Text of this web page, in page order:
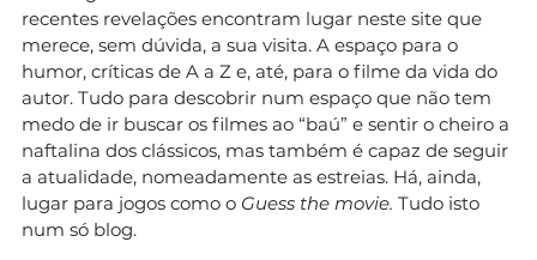
recentes revelações encontram lugar neste site que
merece, sem dúvida, a sua visita. A espaço para o
humor, críticas de A a Z e, até, para o filme da vida do
autor. Tudo para descobrir num espaço que não tem
medo de ir buscar os filmes ao “baú” e sentir o cheiro a
naftalina dos clássicos, mas também é capaz de seguir
a atualidade, nomeadamente as estreias. Há, ainda,
lugar para jogos como o Guess the movie. Tudo isto
num só blog.